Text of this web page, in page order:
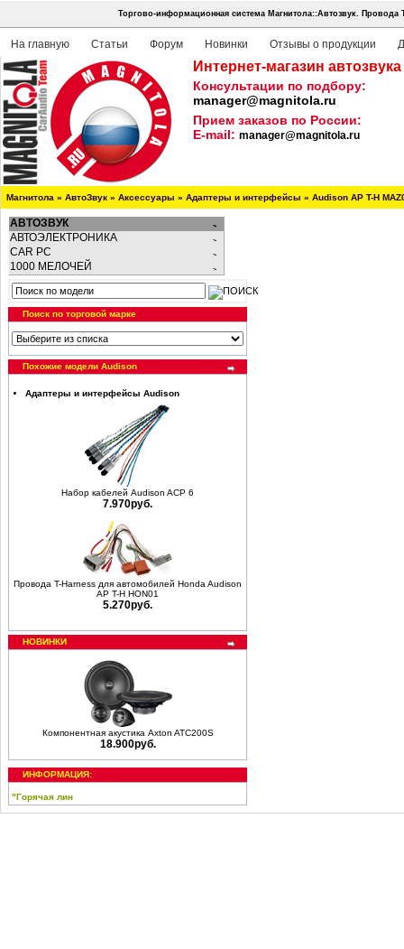
Торгово-информационная система Магнитола::Автозвук. Провода
На главную Статьи Форум Новинки Отзывы о продукции
Интернет-магазин
Консультации по подбору:
manager@magnitola.ru
Прием заказов по России:
E-mail: manager@magnitola.ru
Магнитола » АвтоЗвук » Аксессуары » Адаптеры и интерфейсы » Audison AP T-H
АВТОЗВУК
АВТОЭЛЕКТРОНИКА
CAR PC
1000 МЕЛОЧЕЙ
Поиск по торговой марке
Похожие модели Audison
Адаптеры и интерфейсы Audison
Набор кабелей Audison ACP 6
7.970руб.
Провода T-Harness для автомобилей Honda Audison
AP T-H HON01
5.270руб.
НОВИНКИ
Компонентная акустика Axton ATC200S
18.900руб.
ИНФОРМАЦИЯ:
"Горячая лин